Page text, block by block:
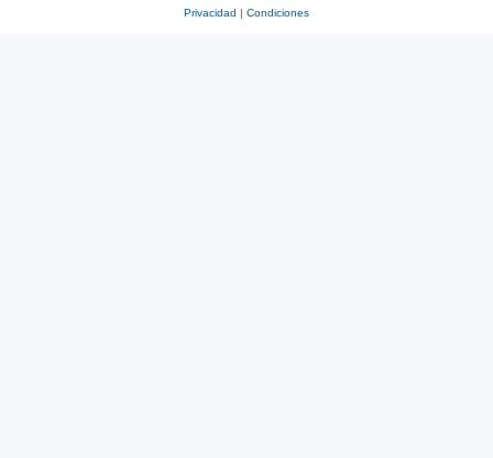
Privacidad | Condiciones